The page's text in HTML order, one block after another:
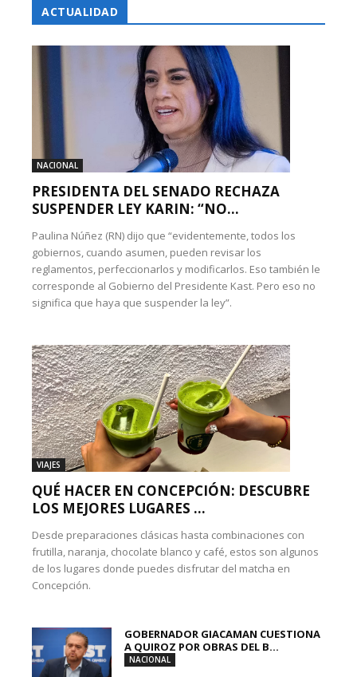
ACTUALIDAD
NACIONAL
PRESIDENTA DEL SENADO RECHAZA
SUSPENDER LEY KARIN: “NO...
Paulina Núñez (RN) dijo que “evidentemente, todos los
gobiernos, cuando asumen, pueden revisar los
reglamentos, perfeccionarlos y modificarlos. Eso también le
corresponde al Gobierno del Presidente Kast. Pero eso no
significa que haya que suspender la ley”.
VIAJES
QUÉ HACER EN CONCEPCIÓN: DESCUBRE
LOS MEJORES LUGARES ...
Desde preparaciones clásicas hasta combinaciones con
frutilla, naranja, chocolate blanco y café, estos son algunos
de los lugares donde puedes disfrutar del matcha en
Concepción.
GOBERNADOR GIACAMAN CUESTIONA
A QUIROZ POR OBRAS DEL B...
NACIONAL